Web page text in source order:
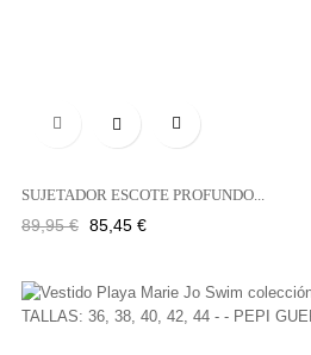

SUJETADOR ESCOTE PROFUNDO...
Precio
89,95 € Precio
85,45 €